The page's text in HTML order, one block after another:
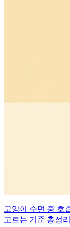
고양이 수면 중 호
고르는 기준 총정리